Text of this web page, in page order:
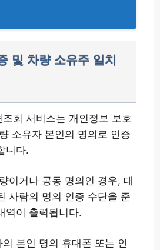
및 차량 소유주 일치
회 서비스는 개인정보 보호
소유자 본인의 명의로 인증
니다.
이거나 공동 명의인 경우, 대
사람의 명의 인증 수단을 준
역이 출력됩니다.
의 본인 명의 휴대폰 또는 인